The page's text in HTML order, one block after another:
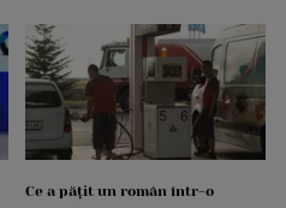
Ce a pățit un român într-o